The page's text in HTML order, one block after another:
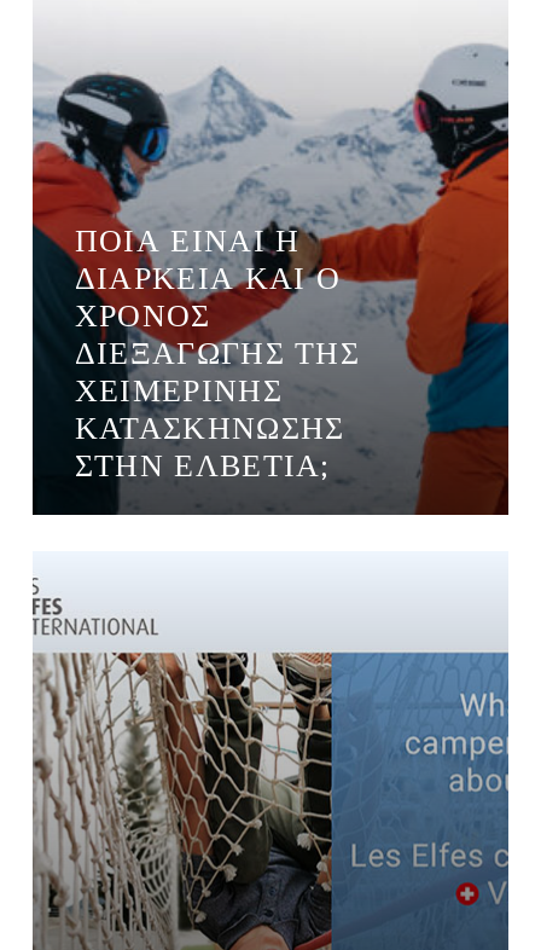
ΠΟΙΑ ΕΊΝΑΙ Η
ΔΙΆΡΚΕΙΑ ΚΑΙ Ο
ΧΡΌΝΟΣ
ΔΙΕΞΑΓΩΓΉΣ ΤΗΣ
ΧΕΙΜΕΡΙΝΉΣ
ΚΑΤΑΣΚΉΝΩΣΗΣ
ΣΤΗΝ ΕΛΒΕΤΊΑ;